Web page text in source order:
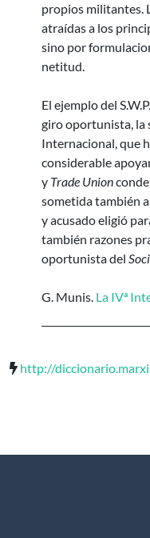
propios militantes.
atraídas a los
sino por
netitud.
El ejemplo del
giro oportunista, la
Internacional, que
considerable
y Trade Union
sometida también
y acusado eligió
también razones
oportunista del
G. Munis. La IVª
http://